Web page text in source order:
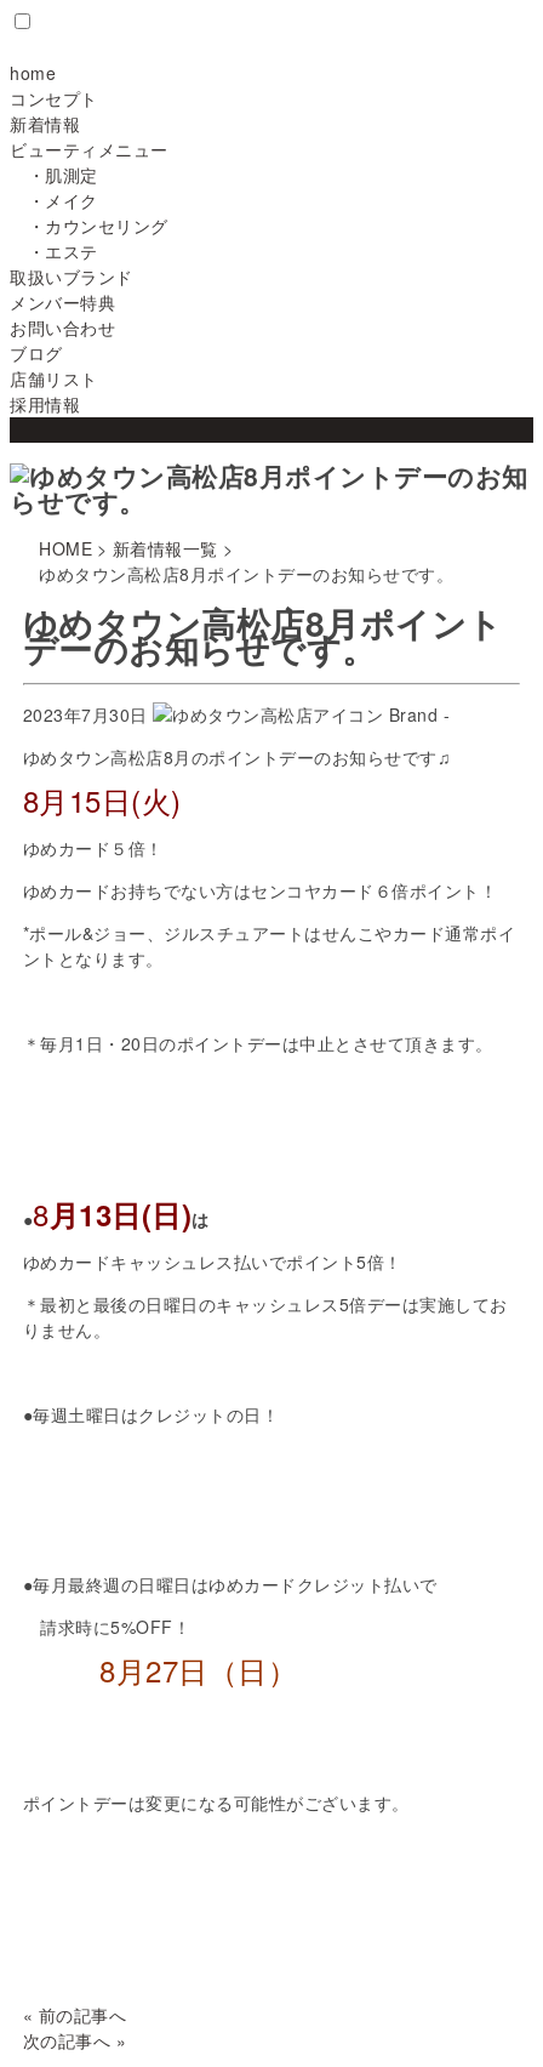
home
コンセプト
新着情報
ビューティメニュー
・肌測定
・メイク
・カウンセリング
・エステ
取扱いブランド
メンバー特典
お問い合わせ
ブログ
店舗リスト
採用情報
HOME > 新着情報一覧 >
ゆめタウン高松店8月ポイントデーのお知らせです。
ゆめタウン高松店8月ポイント
デーのお知らせです。
2023年7月30日
Brand -
ゆめタウン高松店8月のポイントデーのお知らせです♫
8月15日(火)
ゆめカード５倍！
ゆめカードお持ちでない方はセンコヤカード６倍ポイント！
*ポール&ジョー、ジルスチュアートはせんこやカード通常ポイ
ントとなります。
＊毎月1日・20日のポイントデーは中止とさせて頂きます。
●8月13日(日)は
ゆめカードキャッシュレス払いでポイント5倍！
＊最初と最後の日曜日のキャッシュレス5倍デーは実施してお
りません。
●毎週土曜日はクレジットの日！
●毎月最終週の日曜日はゆめカードクレジット払いで
請求時に5%OFF！
8月27日（日）
ポイントデーは変更になる可能性がございます。
« 前の記事へ
次の記事へ »